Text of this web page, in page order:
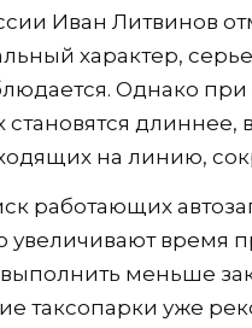
Иван Литвинов
характер,
Однако при
длиннее,
на линию,
работающих
время
меньше
таксопарки уже